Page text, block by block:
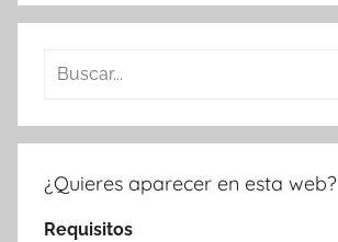
Buscar:
¿Quieres aparecer en esta web?
Requisitos